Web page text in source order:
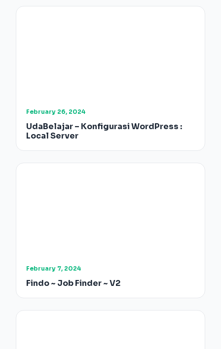
February 26, 2024
UdaBelajar – Konfigurasi WordPress :
Local Server
February 7, 2024
Findo ~ Job Finder ~ V2